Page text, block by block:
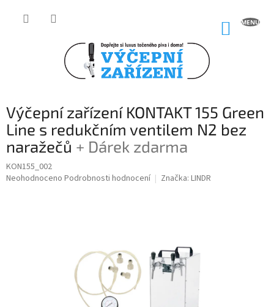
Výčepní zařízení KONTAKT 155 Green
Line s redukčním ventilem N2 bez
naražečů + Dárek zdarma
KON155_002
Průměrné
Neohodnoceno Podrobnosti hodnocení Značka: LINDR